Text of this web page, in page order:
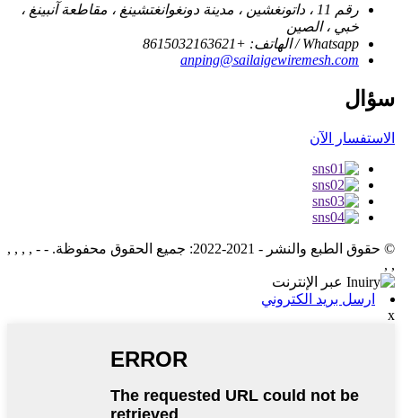
رقم 11 ، داتونغشين ، مدينة دونغوانغتشينغ ، مقاطعة آنبينغ ،
خبي ، الصين
Whatsapp / الهاتف: +8615032163621
anping@sailaigewiremesh.com
سؤال
الاستفسار الآن
© حقوق الطبع والنشر - 2021-2022: جميع الحقوق محفوظة.
- - , , , ,
, ,
ارسل بريد الكتروني
x